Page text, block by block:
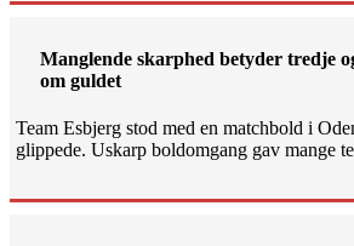
Manglende skarphed betyder tredje
om guldet
Team Esbjerg stod med en matchbold i
glippede. Uskarp boldomgang gav mange